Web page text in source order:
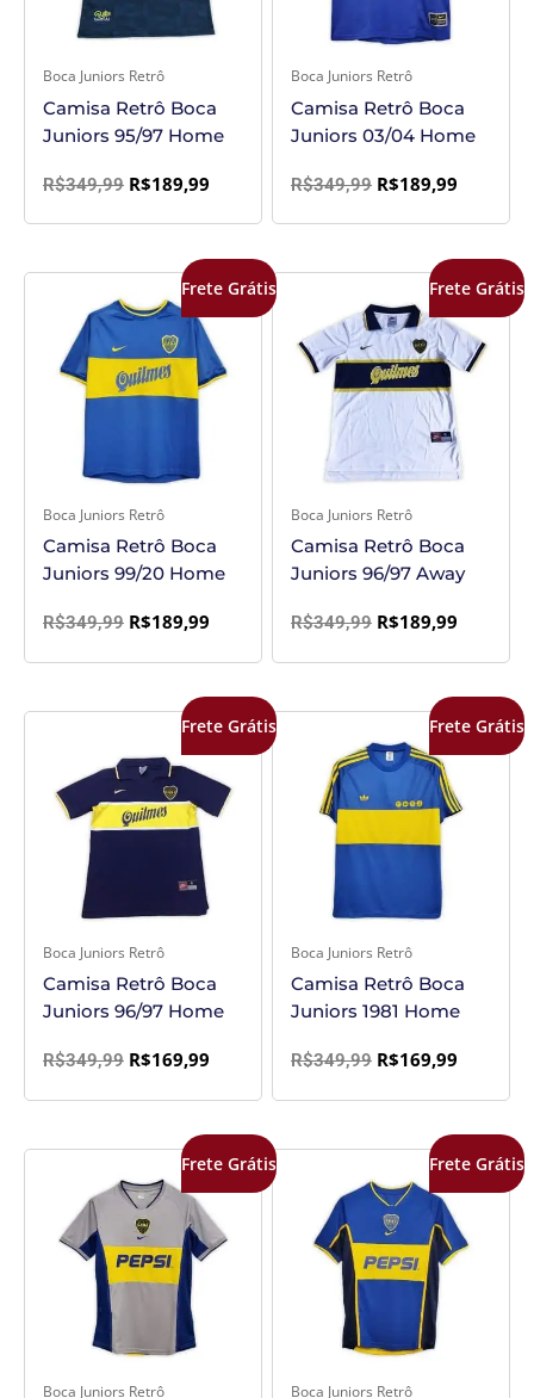
Boca Juniors Retrô
Camisa Retrô Boca
Juniors 95/97 Home
R$349,99 R$189,99
Boca Juniors Retrô
Camisa Retrô Boca
Juniors 03/04 Home
R$349,99 R$189,99
Frete Grátis
Boca Juniors Retrô
Camisa Retrô Boca
Juniors 99/20 Home
R$349,99
preço
original
era:
R$349,99.
R$189,99
O
é:
R$189,99.
Frete Grátis
Boca Juniors Retrô
Camisa Retrô Boca
Juniors 96/97 Away
R$349,99
preço
original
era:
R$349,99.
R$189,99
O
atual
é:
Frete Grátis
Boca Juniors Retrô
Camisa Retrô Boca
Juniors 96/97 Home
R$349,99
original
R$349,99.
R$169,99
O
é:
R$169,99.
Frete Grátis
Boca Juniors Retrô
Camisa Retrô Boca
Juniors 1981 Home
R$349,99
preço
original
R$349,99.
R$169,99
O
Frete Grátis
Boca Juniors Retrô
preço
original
era:
R$349,99.
O
é:
R$189,99.
Frete Grátis
Boca Juniors Retrô
preço
original
era:
R$349,99.
O
é: